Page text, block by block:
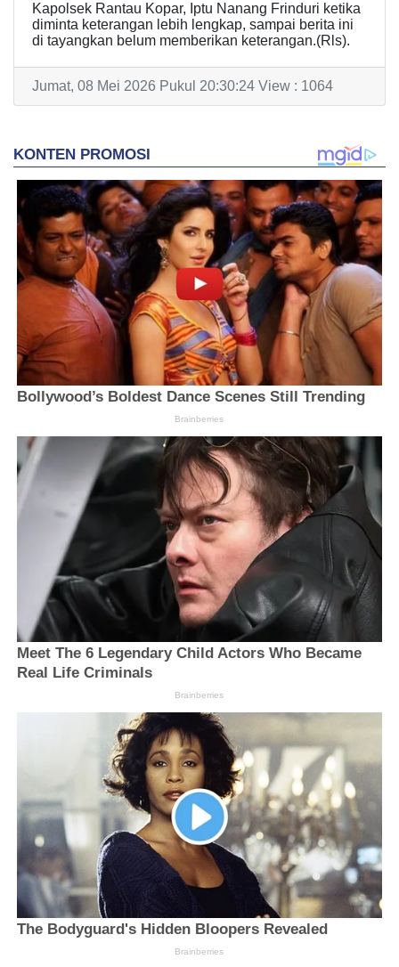
Kapolsek Rantau Kopar, Iptu Nanang Frinduri ketika
diminta keterangan lebih lengkap, sampai berita ini
di tayangkan belum memberikan keterangan.(Rls).
Jumat, 08 Mei 2026 Pukul 20:30:24 View : 1064